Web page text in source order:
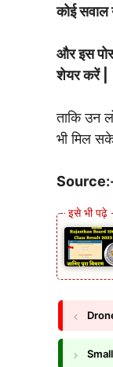
कोई सवाल
और इस
शेयर करें |
ताकि उन
भी मिल